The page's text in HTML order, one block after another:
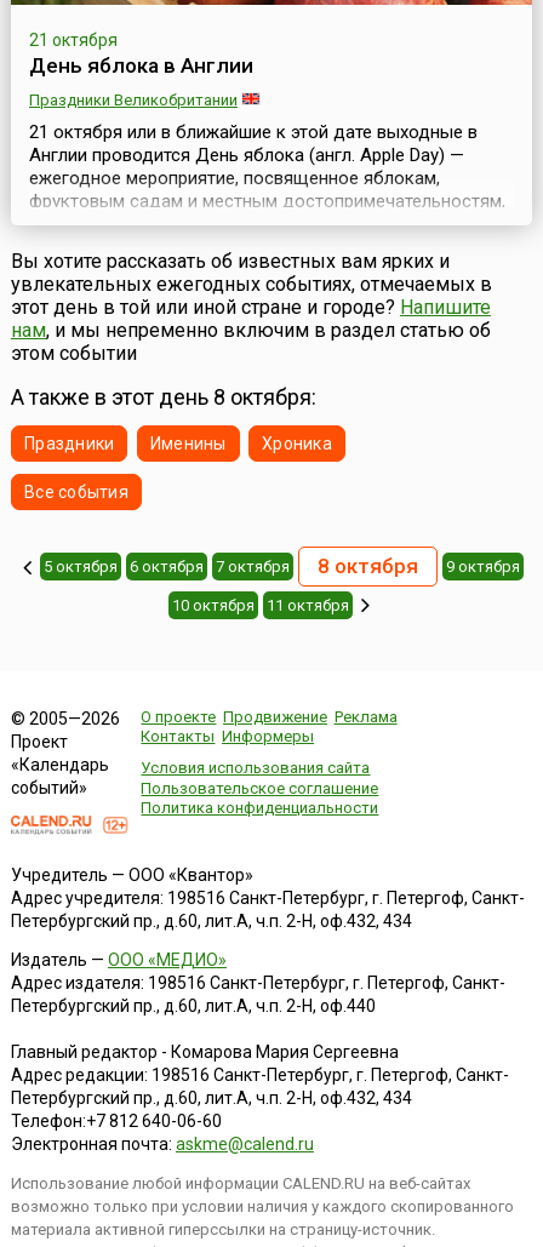
21 октября
День яблока в Англии
Праздники Великобритании
21 октября или в ближайшие к этой дате выходные в
Англии проводится День яблока (англ. Apple Day) —
ежегодное мероприятие, посвященное яблокам,
фруктовым садам и местным достопримечательностям,
которое устраивается по инициативе благотворительной
организации Common Ground с 1990 года.Организаторы
считают, что День яблока — это празднование и
демонстрация многообразия и богатства природы, а
так...
Вы хотите рассказать об известных вам ярких и
увлекательных ежегодных событиях, отмечаемых в
этот день в той или иной стране и городе? Напишите
нам, и мы непременно включим в раздел статью об
этом событии
А также в этот день 8 октября:
Праздники Именины Хроника
Все события
5 октября 6 октября 7 октября 8 октября 9 октября
10 октября 11 октября
© 2005—2026
Проект
«Календарь
событий»
О проекте Продвижение Реклама
Контакты Информеры
Условия использования сайта
Пользовательское соглашение
Политика конфиденциальности
Учредитель — ООО «Квантор»
Адрес учредителя: 198516 Санкт-Петербург, г. Петергоф, Санкт-
Петербургский пр., д.60, лит.А, ч.п. 2-Н, оф.432, 434
Издатель — ООО «МЕДИО»
Адрес издателя: 198516 Санкт-Петербург, г. Петергоф, Санкт-
Петербургский пр., д.60, лит.А, ч.п. 2-Н, оф.440
Главный редактор - Комарова Мария Сергеевна
Адрес редакции: 198516 Санкт-Петербург, г. Петергоф, Санкт-
Петербургский пр., д.60, лит.А, ч.п. 2-Н, оф.432, 434
Телефон:+7 812 640-06-60
Электронная почта: askme@calend.ru
Использование любой информации CALEND.RU на веб-сайтах
возможно только при условии наличия у каждого скопированного
материала активной гиперссылки на страницу-источник.